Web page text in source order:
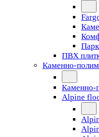
ПВХ
Каменно-
Каменно-
Alpine